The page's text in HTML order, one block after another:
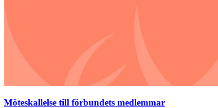
Möteskallelse till förbundets medlemmar